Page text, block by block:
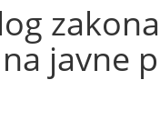
javne